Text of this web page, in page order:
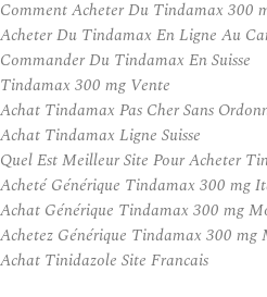
Comment Acheter Du Tindamax 300
Acheter Du Tindamax En Ligne Au
Commander Du Tindamax En Suisse
Tindamax 300 mg Vente
Achat Tindamax Pas Cher Sans
Achat Tindamax Ligne Suisse
Quel Est Meilleur Site Pour Acheter
Acheté Générique Tindamax 300 mg
Achat Générique Tindamax 300 mg
Achetez Générique Tindamax 300 mg
Achat Tinidazole Site Francais